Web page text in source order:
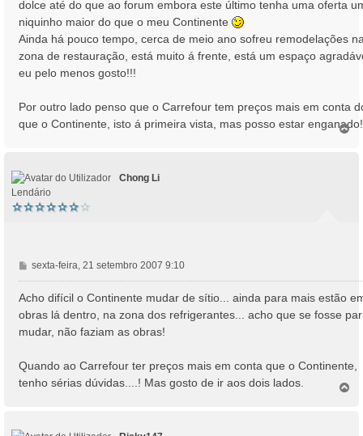
g
e
m
dolce até do que ao forum embora este último tenha uma oferta
niquinho maior do que o meu Continente
Ainda há pouco tempo, cerca de meio ano sofreu remodelações
zona de restauração, está muito á frente, está um espaço
eu pelo menos gosto!!!
Por outro lado penso que o Carrefour tem preços mais em conta
que o Continente, isto á primeira vista, mas posso estar
T
Chong Li
Lendário
M
e
n
a
g
m
sexta-feira, 21 setembro 2007 9:10
Acho difícil o Continente mudar de sítio... ainda para mais estão
obras lá dentro, na zona dos refrigerantes... acho que se fosse
mudar, não faziam as obras!
Quando ao Carrefour ter preços mais em conta que o Continente,
tenho sérias dúvidas....! Mas gosto de ir aos dois lados.